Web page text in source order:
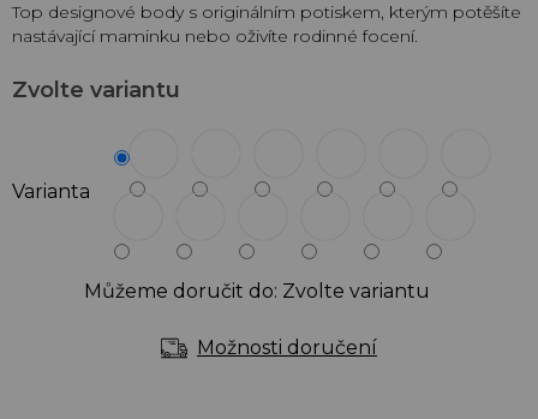
Zvolte variantu
Varianta
Můžeme doručit do: Zvolte variantu
Možnosti doručení
Top designové body s originálním potiskem, kterým potěšíte
nastávající maminku nebo oživíte rodinné focení.